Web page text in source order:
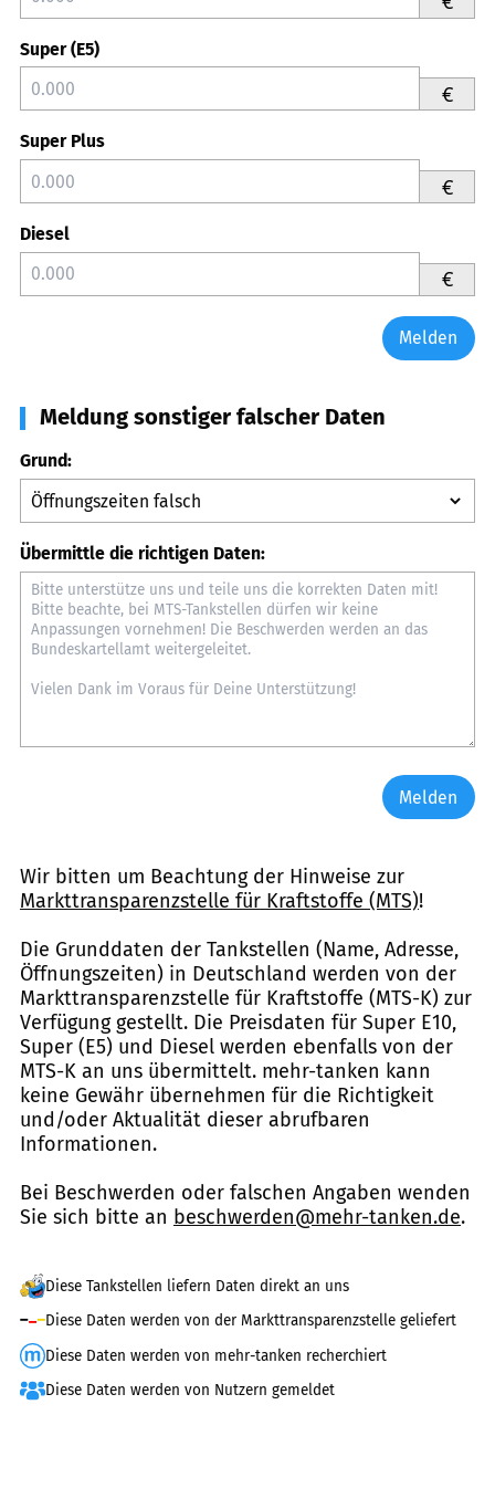
Super (E5)
€
Super Plus
€
Diesel
€
Melden
Meldung sonstiger falscher Daten
Grund:
Übermittle die richtigen Daten:
Melden
Wir bitten um Beachtung der Hinweise zur
Markttransparenzstelle für Kraftstoffe (MTS)!
Die Grunddaten der Tankstellen (Name, Adresse,
Öffnungszeiten) in Deutschland werden von der
Markttransparenzstelle für Kraftstoffe (MTS-K) zur
Verfügung gestellt. Die Preisdaten für Super E10,
Super (E5) und Diesel werden ebenfalls von der
MTS-K an uns übermittelt. mehr-tanken kann
keine Gewähr übernehmen für die Richtigkeit
und/oder Aktualität dieser abrufbaren
Informationen.
Bei Beschwerden oder falschen Angaben wenden
Sie sich bitte an beschwerden@mehr-tanken.de.
Diese Tankstellen liefern Daten direkt an uns
Diese Daten werden von der Markttransparenzstelle geliefert
Diese Daten werden von mehr-tanken recherchiert
Diese Daten werden von Nutzern gemeldet